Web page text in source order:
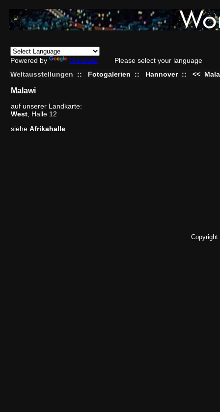
Powered by Translate
Please select your language
Weltausstellungen
:: Fotogalerien :: Hannover :: <<
Malawi
auf unserer Landkarte:
West , Halle 12
siehe Afrikahalle